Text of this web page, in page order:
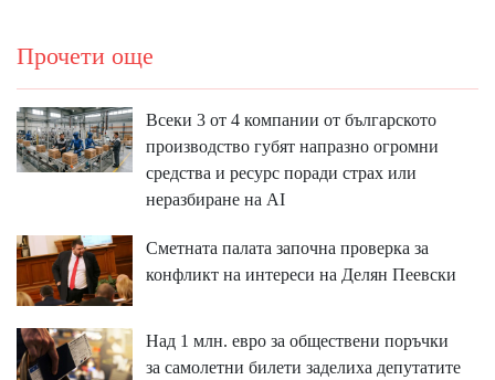
Прочети още
Всеки 3 от 4 компании от българското
производство губят напразно огромни
средства и ресурс поради страх или
неразбиране на AI
Сметната палата започна проверка за
конфликт на интереси на Делян Пеевски
Над 1 млн. евро за обществени поръчки
за самолетни билети заделиха депутатите